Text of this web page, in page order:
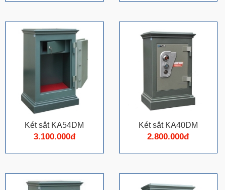
Két sắt KA54DM
3.100.000đ
Két sắt KA40DM
2.800.000đ